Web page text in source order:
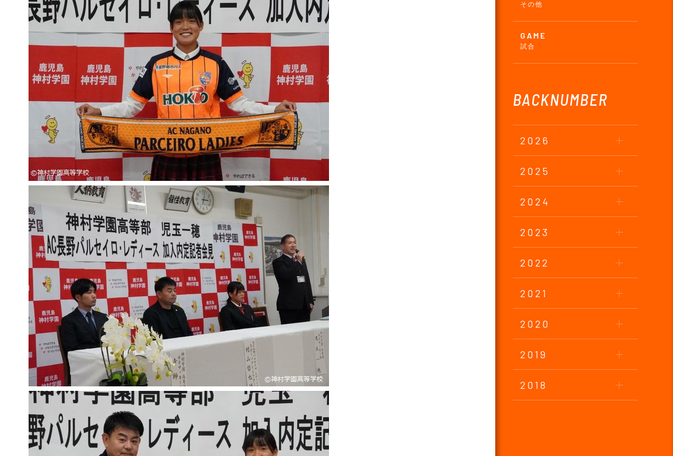
その他
GAME
試合
BACKNUMBER
2026
2025
2024
2023
2022
2021
2020
2019
2018